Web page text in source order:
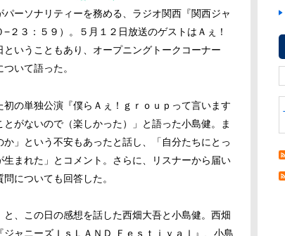
ーソナリティーを務める、ラジオ関西『関西ジャ
２３：５９）。５月１２日放送のゲストは Ａ ぇ！
いうこともあり、オープニングトークコーナー
いて語った。
の単独公演『僕ら Ａ ぇ！ｇｒｏｕｐって言います
がないので（楽しかった）」と語った小島健。ま
」という不安もあったと話し、「自分たちにとっ
まれた」とコメント。さらに、リスナーから届い
についても回答した。
、この日の感想を話した西畑大吾と小島健。西畑
ャニーズＩｓＬＡＮＤ Ｆｅｓｔｉｖａｌ』、小島